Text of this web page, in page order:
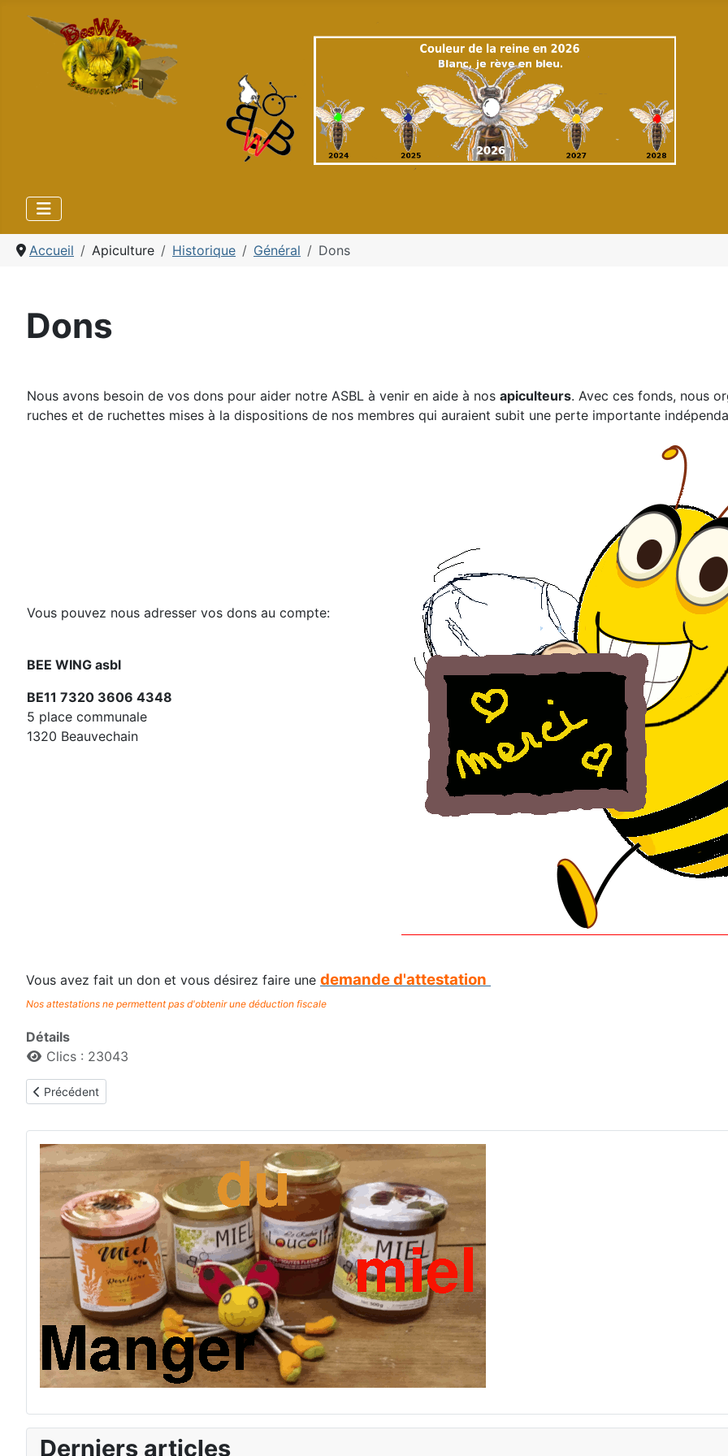
Accueil Apiculture Historique Général Dons
Dons
Nous avons besoin de vos dons pour aider notre ASBL à venir en aide à nos apiculteurs. Avec ces fonds, nous
ruches et de ruchettes mises à la dispositions de nos membres qui auraient subit une perte importante
Vous pouvez nous adresser vos dons au compte:
BEE WING asbl
BE11 7320 3606 4348
5 place communale
1320 Beauvechain
Vous avez fait un don et vous désirez faire une demande d'attestation
Nos attestations ne permettent pas d'obtenir une déduction fiscale
Détails
Clics : 23043
Article précédent : Le comité
Précédent
Derniers articles